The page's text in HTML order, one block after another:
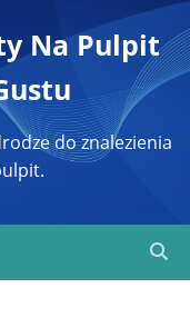
Na Pulpit
do znalezienia